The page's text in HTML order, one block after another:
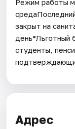
Режим работы
закрыт на
день*Льготный
студенты,
Адрес